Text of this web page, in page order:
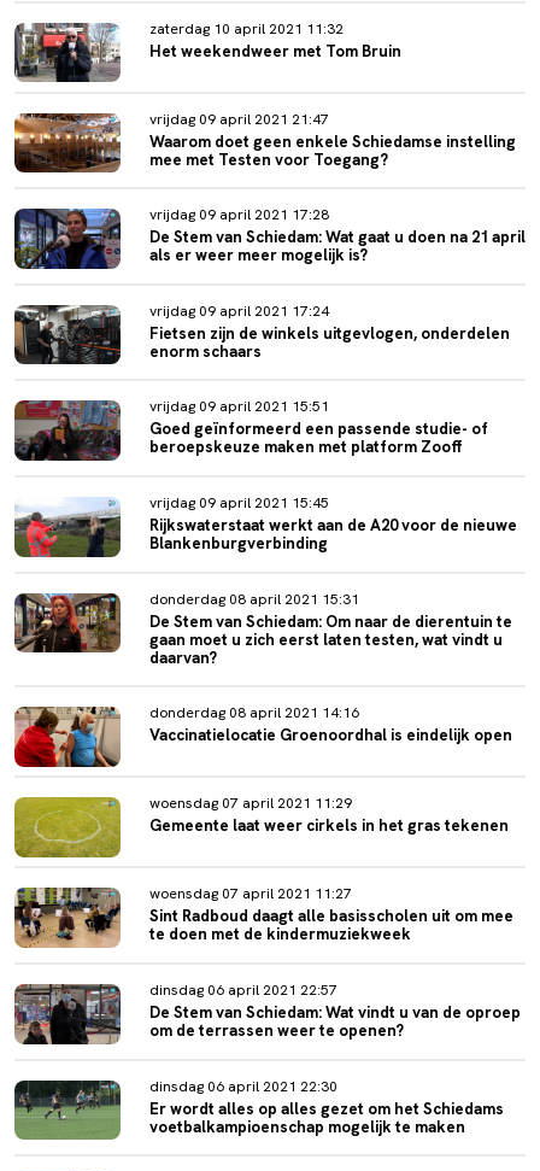
zaterdag 10 april 2021 11:32
Het weekendweer met Tom Bruin
vrijdag 09 april 2021 21:47
Waarom doet geen enkele Schiedamse instelling
mee met Testen voor Toegang?
vrijdag 09 april 2021 17:28
De Stem van Schiedam: Wat gaat u doen na 21 april
als er weer meer mogelijk is?
vrijdag 09 april 2021 17:24
Fietsen zijn de winkels uitgevlogen, onderdelen
enorm schaars
vrijdag 09 april 2021 15:51
Goed geïnformeerd een passende studie- of
beroepskeuze maken met platform Zooff
vrijdag 09 april 2021 15:45
Rijkswaterstaat werkt aan de A20 voor de nieuwe
Blankenburgverbinding
donderdag 08 april 2021 15:31
De Stem van Schiedam: Om naar de dierentuin te
gaan moet u zich eerst laten testen, wat vindt u
daarvan?
donderdag 08 april 2021 14:16
Vaccinatielocatie Groenoordhal is eindelijk open
woensdag 07 april 2021 11:29
Gemeente laat weer cirkels in het gras tekenen
woensdag 07 april 2021 11:27
Sint Radboud daagt alle basisscholen uit om mee
te doen met de kindermuziekweek
dinsdag 06 april 2021 22:57
De Stem van Schiedam: Wat vindt u van de oproep
om de terrassen weer te openen?
dinsdag 06 april 2021 22:30
Er wordt alles op alles gezet om het Schiedams
voetbalkampioenschap mogelijk te maken